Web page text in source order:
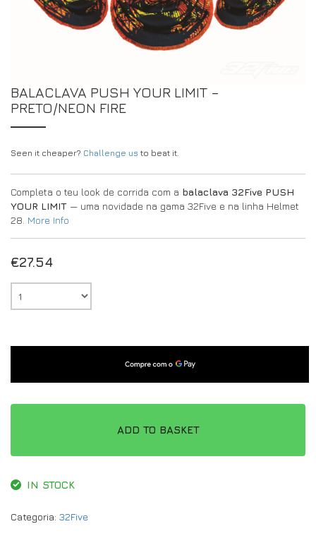
DRIVERS/PARTNERS
MY ACCOUNT
PÁGINA DE CONSULTA DO REVENDEDOR
BALACLAVA PUSH YOUR LIMIT –
PRETO/NEON FIRE
Seen it cheaper? Challenge us to beat it.
Completa o teu look de corrida com a balaclava 32Five PUSH
YOUR LIMIT — uma novidade na gama 32Five e na linha Helmet
28. More Info
€27.54
ADD TO BASKET
IN STOCK
Categoria: 32Five